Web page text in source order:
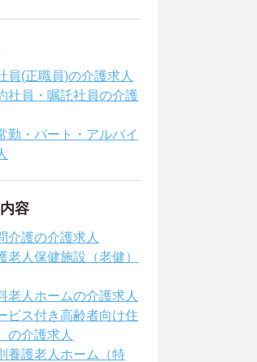
員(正職員)の介護求人
社員・嘱託社員の介護
勤・パート・アルバイ
容
介護の介護求人
老人保健施設（老健）
老人ホームの介護求人
ビス付き高齢者向け住
の介護求人
養護老人ホーム（特